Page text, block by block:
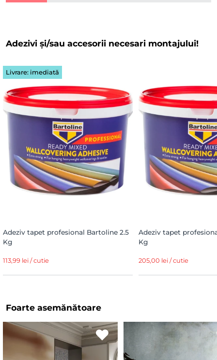
Adezivi și/sau accesorii necesari montajului!
Livrare: imediată
Adeziv tapet profesional Bartoline 2.5
Kg
113,99 lei / cutie
Adeziv tapet
Kg
205,00 lei / cutie
Foarte asemănătoare